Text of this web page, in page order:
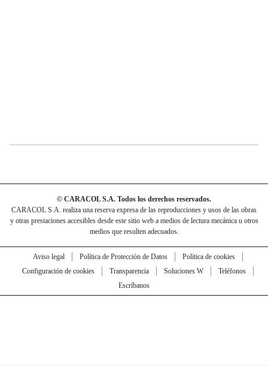
© CARACOL S.A. Todos los derechos reservados.
CARACOL S.A. realiza una reserva expresa de las reproducciones y usos de las obras
y otras prestaciones accesibles desde este sitio web a medios de lectura mecánica u otros
medios que resulten adecuados.
Aviso legal Política de Protección de Datos
Política de cookies
Configuración de cookies
Transparencia Soluciones W
Teléfonos
Escríbanos